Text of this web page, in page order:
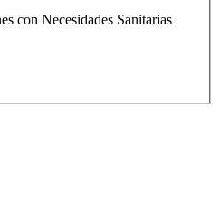
con Necesidades Sanitarias